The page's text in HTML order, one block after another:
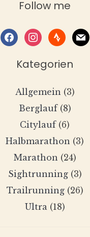
Follow me
facebookinstagram
stravamail
Kategorien
Allgemein (3)
Berglauf(8)
Citylauf(6)
Halbmarathon (3)
Marathon (24)
Sightrunning(3)
Trailrunning(26)
Ultra(18)